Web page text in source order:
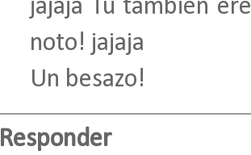
jajaja Tu también
noto! jajaja
Un besazo!
Responder